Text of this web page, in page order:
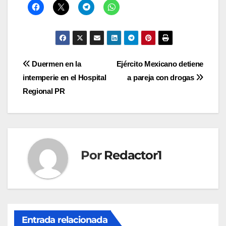
Navegación
de
entradas
Ejército Mexicano detiene
a pareja con drogas
Duermen en la
intemperie en el Hospital
Regional PR
Por Redactor1
Entrada relacionada